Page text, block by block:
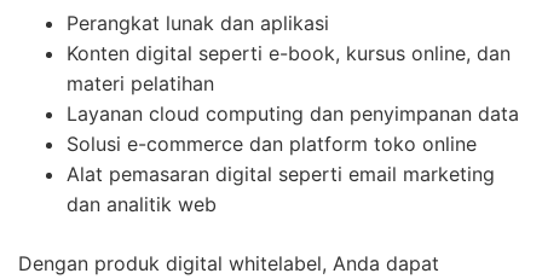
Perangkat lunak dan aplikasi
Konten digital seperti e-book, kursus online, dan
materi pelatihan
Layanan cloud computing dan penyimpanan data
Solusi e-commerce dan platform toko online
Alat pemasaran digital seperti email marketing
dan analitik web
Dengan produk digital whitelabel, Anda dapat